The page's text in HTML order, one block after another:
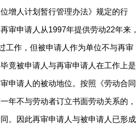
增人计划暂行管理办法》规定的行
审申请人从1997年提供劳动22年来，
工作，但被申请人作为单位不与再审
竟被申请人与再审申请人在工作上是
申请人的被动地位。按照《劳动合同
年不与劳动者订立书面劳动关系的，
。因此再审申请人与被申请人已形成